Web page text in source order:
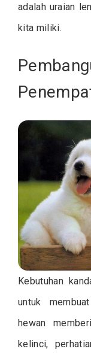
adalah uraian
kita miliki.
Kebutuhan
untuk
hewan
kelinci,